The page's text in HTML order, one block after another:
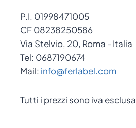
P.I. 01998471005
CF 08238250586
Via Stelvio, 20, Roma - Italia
Tel: 0687190674
Mail: info@ferlabel.com
Tutti i prezzi sono iva esclusa